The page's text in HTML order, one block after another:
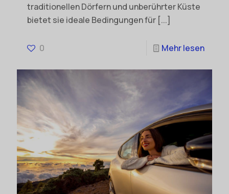
traditionellen Dörfern und unberührter Küste
bietet sie ideale Bedingungen für [...]
0 Mehr lesen